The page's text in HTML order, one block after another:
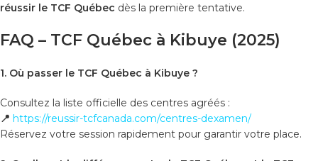
réussir le TCF Québec dès la première tentative.
FAQ – TCF Québec à Kibuye (2025)
1. Où passer le TCF Québec à Kibuye ?
Consultez la liste officielle des centres agréés :
📍 https://reussir-tcfcanada.com/centres-dexamen/
Réservez votre session rapidement pour garantir votre place.